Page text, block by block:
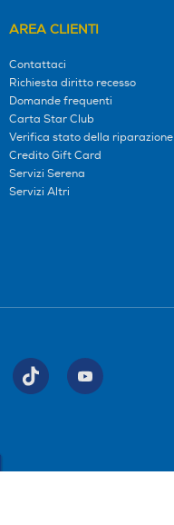
AREA CLIENTI
Contattaci
Richiesta diritto recesso
Domande frequenti
Carta Star Club
Verifica stato della riparazione
Credito Gift Card
Servizi Serena
Servizi Altri